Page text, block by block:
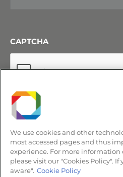
CAPTCHA
We use cookies and other
most accessed pages and thus
experience. For more information
please visit our "Cookies Policy". If
aware". Cookie Policy